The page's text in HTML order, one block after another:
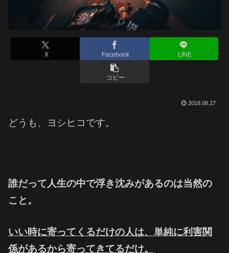
X Facebook LINE
コピー
2018.08.27
どうも、ヨシヒコです。
誰だって人生の中で浮き沈みがあるのは当然の
こと。
いい時に寄ってくるだけの人は、 単純に利害関
係があるから寄ってきてるだけ。